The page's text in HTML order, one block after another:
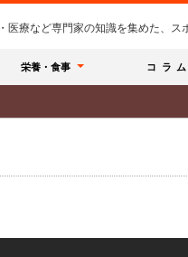
療など専門家の知識を集めた、
栄養・食事 コラム